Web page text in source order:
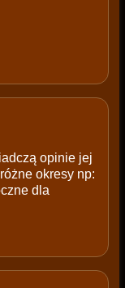
opinie jej
okresy np:
dla